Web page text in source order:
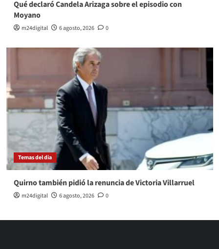
Qué declaró Candela Arizaga sobre el episodio con
Moyano
m24digital 6 agosto, 2026 0
Temas del dia
Quirno también pidió la renuncia de Victoria Villarruel
m24digital 6 agosto, 2026 0